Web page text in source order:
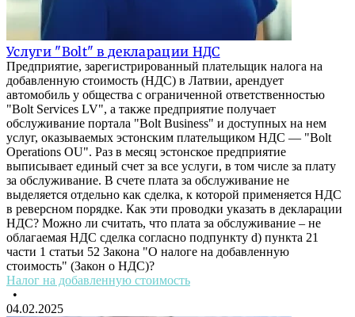
Услуги "Bolt" в декларации НДС
Предприятие, зарегистрированный плательщик налога на
добавленную стоимость (НДС) в Латвии, арендует
автомобиль у общества с ограниченной ответственностью
"Bolt Services LV", а также предприятие получает
обслуживание портала "Bolt Business" и доступных на нем
услуг, оказываемых эстонским плательщиком НДС — "Bolt
Operations OU". Раз в месяц эстонское предприятие
выписывает единый счет за все услуги, в том числе за плату
за обслуживание. В счете плата за обслуживание не
выделяется отдельно как сделка, к которой применяется НДС
в реверсном порядке. Как эти проводки указать в декларации
НДС? Можно ли считать, что плата за обслуживание – не
облагаемая НДС сделка согласно подпункту d) пункта 21
части 1 статьи 52 Закона "О налоге на добавленную
стоимость" (Закон о НДС)?
Налог на добавленную стоимость
•
04.02.2025